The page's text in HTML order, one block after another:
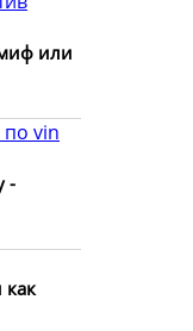
или
-
как